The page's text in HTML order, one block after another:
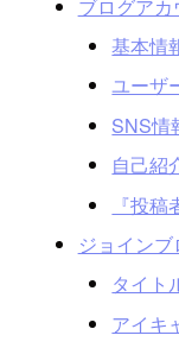
ブログア
基本情
ユーザ
SNS情
自己紹
『投
ジョイン
タイト
アイキ